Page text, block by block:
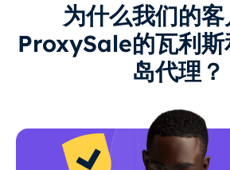
为什么我们的
ProxySale的瓦利斯
岛代理？